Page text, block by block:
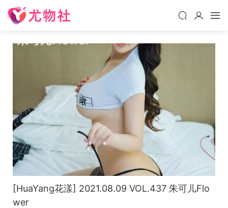
[HuaYang花漾] 2021.08.09 VOL.437 朱可儿Flo
wer